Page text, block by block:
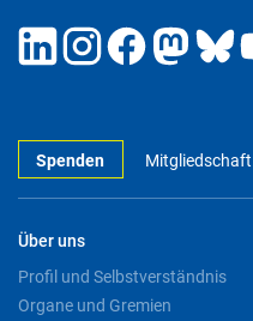
Spenden Mitgliedschaft
Über uns
Profil und Selbstverständnis
Organe und Gremien